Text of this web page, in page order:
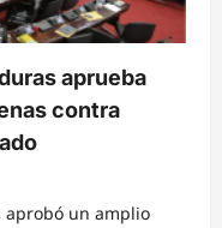
aprueba
contra
aprobó un amplio